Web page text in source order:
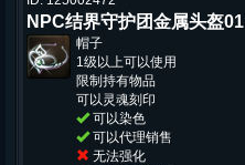
NPC结界守护团金属头盔01
帽子
1级以上可以使用
限制持有物品
可以灵魂刻印
可以染色
可以代理销售
无法强化